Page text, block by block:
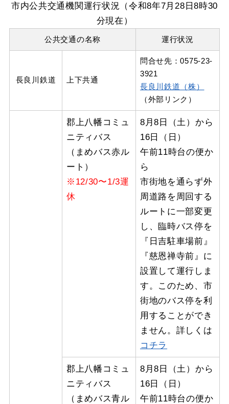
市内公共交通機関運行状況（令和8年7月28日8時30
分現在）
公共交通の名称 運行状況
長良川鉄道 上下共通
問合せ先：0575-23-
3921
長良川鉄道（株）
（外部リンク）
郡上八幡コミュ
ニティバス
（まめバス赤ル
ート）
※12/30〜1/3運
休
8月8日（土）から
16日（日）
午前11時台の便か
ら
市街地を通らず外
周道路を周回する
ルートに一部変更
し、臨時バス停を
『日吉駐車場前』
『慈恩禅寺前』に
設置して運行しま
す。このため、市
街地のバス停を利
用することができ
ません。詳しくは
コチラ
郡上八幡コミュ
ニティバス
（まめバス青ル
8月8日（土）から
16日（日）
午前11時台の便か